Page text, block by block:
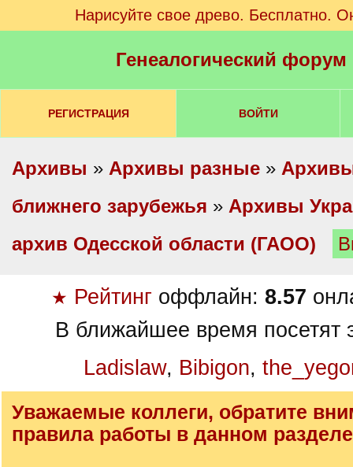
Нарисуйте свое древо. Бесплатно.
Генеалогический
РЕГИСТРАЦИЯ ВОЙТИ
Архивы » Архивы разные »
ближнего зарубежья » Архивы
архив Одесской области (ГАОО)
★ Рейтинг оффлайн: 8.57
В ближайшее время посетят
Ladislaw, Bibigon,
Уважаемые коллеги, обратите
правила работы в данном